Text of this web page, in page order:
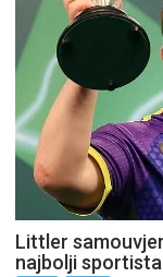
Littler
najbolji